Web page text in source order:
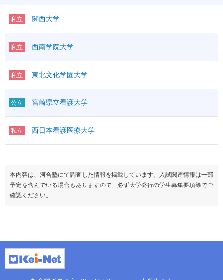
私立 関西大学
私立 西南学院大学
私立 東北文化学園大学
公立 宮崎県立看護大学
私立 西日本看護医療大学
本内容は、河合塾にて調査した情報を掲載しています。入試関連情報は一部
予定を含んでいる場合もありますので、必ず大学発行の学生募集要項等でご
確認ください。